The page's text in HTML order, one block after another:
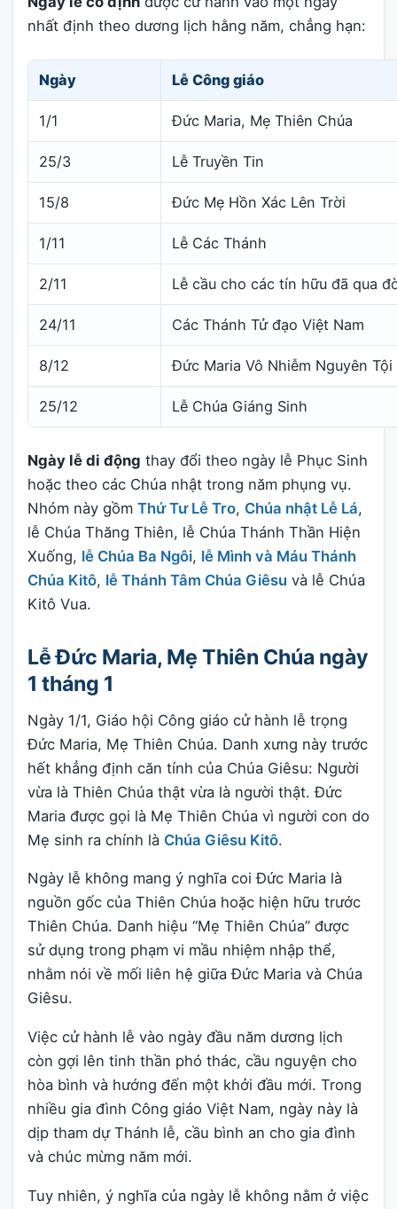
nhất định theo dương lịch hằng năm, chẳng hạn:
Ngày Lễ Công giáo
1/1 Đức Maria, Mẹ Thiên Chúa
25/3 Lễ Truyền Tin
15/8 Đức Mẹ Hồn Xác Lên Trời
1/11 Lễ Các Thánh
2/11 Lễ cầu cho các tín hữu đã qua
24/11 Các Thánh Tử đạo Việt Nam
8/12 Đức Maria Vô Nhiễm Nguyên Tội
25/12 Lễ Chúa Giáng Sinh
Ngày lễ di động thay đổi theo ngày lễ Phục Sinh
hoặc theo các Chúa nhật trong năm phụng vụ.
Nhóm này gồm Thứ Tư Lễ Tro, Chúa nhật Lễ Lá,
lễ Chúa Thăng Thiên, lễ Chúa Thánh Thần Hiện
Xuống, lễ Chúa Ba Ngôi, lễ Mình và Máu Thánh
Chúa Kitô, lễ Thánh Tâm Chúa Giêsu và lễ Chúa
Kitô Vua.
Lễ Đức Maria, Mẹ Thiên Chúa ngày
1 tháng 1
Ngày 1/1, Giáo hội Công giáo cử hành lễ trọng
Đức Maria, Mẹ Thiên Chúa. Danh xưng này trước
hết khẳng định căn tính của Chúa Giêsu: Người
vừa là Thiên Chúa thật vừa là người thật. Đức
Maria được gọi là Mẹ Thiên Chúa vì người con do
Mẹ sinh ra chính là Chúa Giêsu Kitô.
Ngày lễ không mang ý nghĩa coi Đức Maria là
nguồn gốc của Thiên Chúa hoặc hiện hữu trước
Thiên Chúa. Danh hiệu “Mẹ Thiên Chúa” được
sử dụng trong phạm vi mầu nhiệm nhập thể,
nhằm nói về mối liên hệ giữa Đức Maria và Chúa
Giêsu.
Việc cử hành lễ vào ngày đầu năm dương lịch
còn gợi lên tinh thần phó thác, cầu nguyện cho
hòa bình và hướng đến một khởi đầu mới. Trong
nhiều gia đình Công giáo Việt Nam, ngày này là
dịp tham dự Thánh lễ, cầu bình an cho gia đình
và chúc mừng năm mới.
Tuy nhiên, ý nghĩa của ngày lễ không nằm ở việc